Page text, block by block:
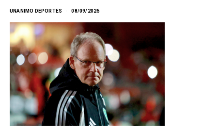
UNANIMO DEPORTES 08/09/2026